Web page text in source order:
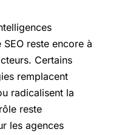
reste encore à
Certains
remplacent
radicalisent la
reste
les agences